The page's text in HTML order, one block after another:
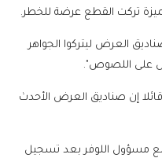
تركت القطع عرضة للخطر.
العرض ليتركوا الجواهر
على اللصوص".
إن صناديق العرض الأحدث
مسؤول اللوفر بعد تسجيل